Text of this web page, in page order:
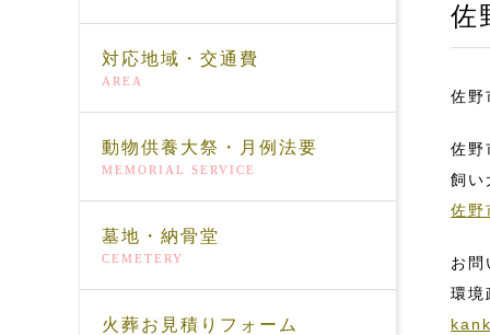
対応地域・交通費
AREA
動物供養大祭・月例法要
MEMORIAL SERVICE
墓地・納骨堂
CEMETERY
火葬お見積りフォーム
佐
佐野
佐野
飼い
佐野
お問
環